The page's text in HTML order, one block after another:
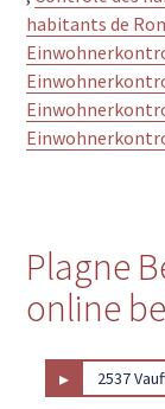
habitants de
Plagne
online
▸ 2537